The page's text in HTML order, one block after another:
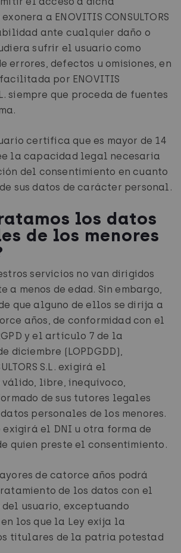
a ENOVITIS CONSULTORS
ante cualquier daño o
sufrir el usuario como
errores, defectos u omisiones, en
por ENOVITIS
siempre que proceda de fuentes
certifica que es mayor de 14
la capacidad legal necesaria
del consentimiento en cuanto
sus datos de carácter personal.
los datos
de los menores
servicios no van dirigidos
a menos de edad. Sin embargo,
que alguno de ellos se dirija a
años, de conformidad con el
y el artículo 7 de la
diciembre (LOPDGDD),
S.L. exigirá el
libre, inequívoco,
de sus tutores legales
personales de los menores.
exigirá el DNI u otra forma de
quien preste el consentimiento.
de catorce años podrá
de los datos con el
usuario, exceptuando
los que la Ley exija la
titulares de la patria potestad